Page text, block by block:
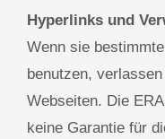
Hyperlinks und
Wenn sie
benutzen,
Webseiten. Die
keine Garantie für